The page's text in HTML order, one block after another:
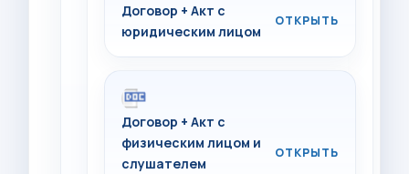
Договор + Акт с
юридическим лицом
Договор + Акт с
физическим лицом и
слушателем